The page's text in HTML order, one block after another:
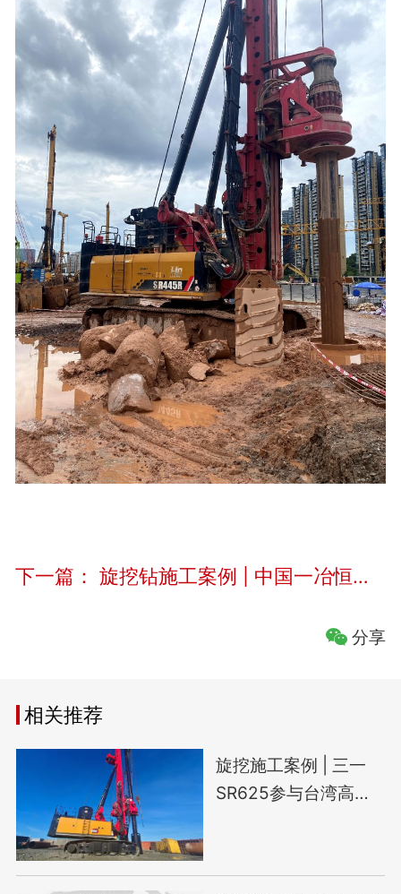
下一篇： 旋挖钻施工案例 | 中国一冶恒力集团深圳湾超级总部基地项目
分享
相关推荐
旋挖施工案例 | 三一
SR625参与台湾高雄